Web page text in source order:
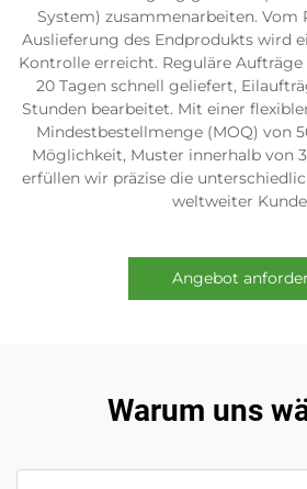
System) zusammenarbeiten. Vom
Auslieferung des Endprodukts wird
Kontrolle erreicht. Reguläre
20 Tagen schnell geliefert,
Stunden bearbeitet. Mit einer
Mindestbestellmenge (MOQ) von
Möglichkeit, Muster innerhalb von
erfüllen wir präzise die
weltweiter
Angebot
Warum uns